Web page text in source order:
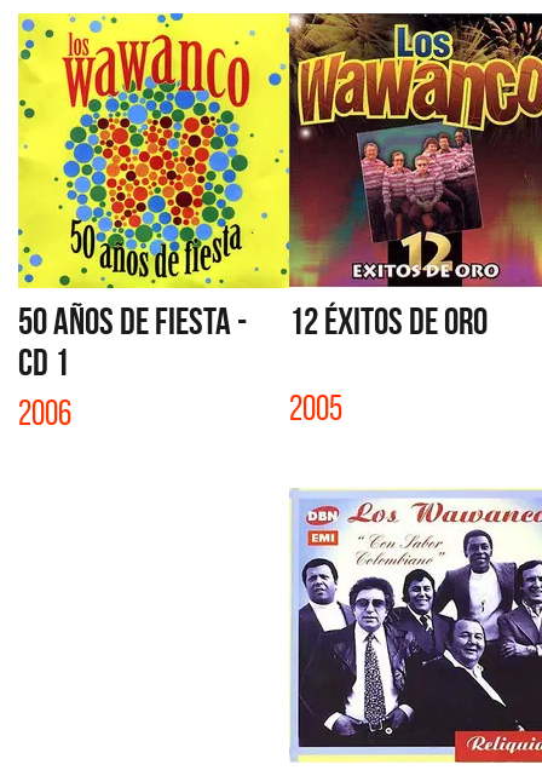
50 AÑOS DE FIESTA -
CD 1
2006
12 ÉXITOS DE ORO
2005